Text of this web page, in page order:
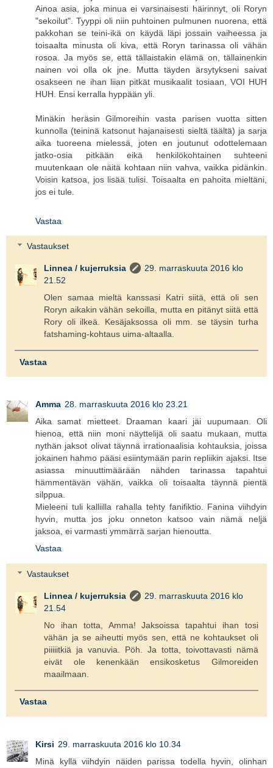
Ainoa asia, joka minua ei varsinaisesti häirinnyt, oli Roryn
"sekoilut". Tyyppi oli niin puhtoinen pulmunen nuorena, että
pakkohan se teini-ikä on käydä läpi jossain vaiheessa ja
toisaalta minusta oli kiva, että Roryn tarinassa oli vähän
rosoa. Ja myös se, että tällaistakin elämä on, tällainenkin
nainen voi olla ok jne. Mutta täyden ärsytykseni saivat
osakseen ne ihan liian pitkät musikaalit tosiaan, VOI HUH
HUH. Ensi kerralla hyppään yli.
Minäkin heräsin Gilmoreihin vasta parisen vuotta sitten
kunnolla (teininä katsonut hajanaisesti sieltä täältä) ja sarja
aika tuoreena mielessä, joten en joutunut odottelemaan
jatko-osia pitkään eikä henkilökohtainen suhteeni
muutenkaan ole näitä kohtaan niin vahva, vaikka pidänkin.
Voisin katsoa, jos lisää tulisi. Toisaalta en pahoita mieltäni,
jos ei tule.
Vastaa
Vastaukset
Linnea / kujerruksia
29. marraskuuta 2016 klo
21.52
Olen samaa mieltä kanssasi Katri siitä, että oli sen
Roryn aikakin vähän sekoilla, mutta en pitänyt siitä että
Rory oli ilkeä. Kesäjaksossa oli mm. se täysin turha
fatshaming-kohtaus uima-altaalla.
Vastaa
Amma 28. marraskuuta 2016 klo 23.21
Aika samat mietteet. Draaman kaari jäi uupumaan. Oli
hienoa, että niin moni näyttelijä oli saatu mukaan, mutta
nythän jaksot olivat täynnä irrationaalisia kohtauksia, joissa
jokainen hahmo pääsi esiintymään parin repliikin ajaksi. Itse
asiassa minuuttimäärään nähden tarinassa tapahtui
hämmentävän vähän, vaikka oli toisaalta täynnä pientä
silppua.
Mieleeni tuli kalliilla rahalla tehty fanifiktio. Fanina viihdyin
hyvin, mutta jos joku onneton katsoo vain nämä neljä
jaksoa, ei varmasti ymmärrä sarjan hienoutta.
Vastaa
Vastaukset
Linnea / kujerruksia
29. marraskuuta 2016 klo
21.54
No ihan totta, Amma! Jaksoissa tapahtui ihan tosi
vähän ja se aiheutti myös sen, että ne kohtaukset oli
piiiiitkiä ja vanuvia. Pöh. Ja totta, toivottavasti nämä
eivät ole kenenkään ensikosketus Gilmoreiden
maailmaan.
Vastaa
Kirsi 29. marraskuuta 2016 klo 10.34
Minä kyllä viihdyin näiden parissa todella hyvin, olinhan